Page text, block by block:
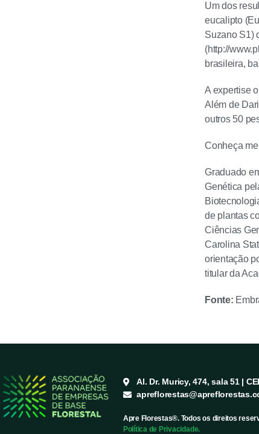
Um dos
eucalipto
Suzano S1)
(http://
brasileira,
A expertise
Além de
outros 50
Conheça
Graduado
Genética
de plantas
Ciências
Carolina
orientação
titular da
Fonte:
Al. Dr. Muricy, 474, sala 51 |
Apre Florestas®. Todos os direitos
Política de Privacidade.